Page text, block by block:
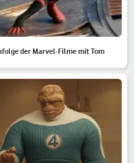
der Marvel-Filme mit Tom